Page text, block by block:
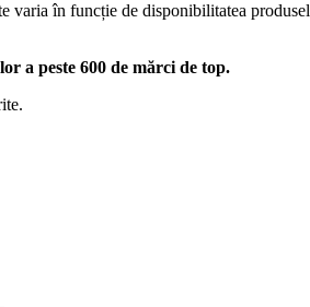
varia în funcție de disponibilitatea
a peste 600 de mărci de top.